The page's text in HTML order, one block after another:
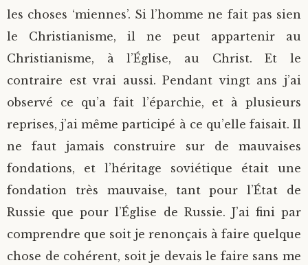
les choses ‘miennes’. Si l’homme ne fait pas sien
le Christianisme, il ne peut appartenir au
Christianisme, à l’Église, au Christ. Et le
contraire est vrai aussi. Pendant vingt ans j’ai
observé ce qu’a fait l’éparchie, et à plusieurs
reprises, j’ai même participé à ce qu’elle faisait. Il
ne faut jamais construire sur de mauvaises
fondations, et l’héritage soviétique était une
fondation très mauvaise, tant pour l’État de
Russie que pour l’Église de Russie. J’ai fini par
comprendre que soit je renonçais à faire quelque
chose de cohérent, soit je devais le faire sans me